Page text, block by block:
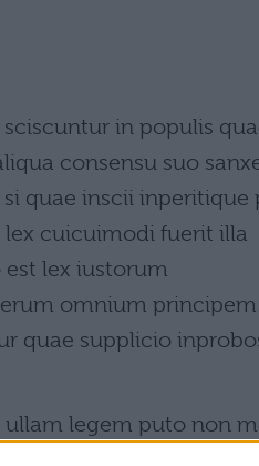
in populis
consensu suo
quae inscii inperitique
cuicuimodi fuerit illa
lex iustorum
omnium principem
quae supplicio
ullam legem puto non